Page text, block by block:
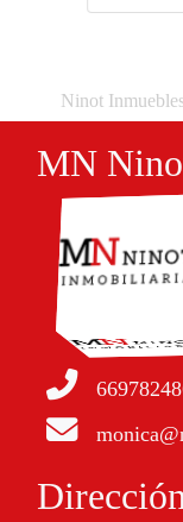
Ninot
MN
Dirección